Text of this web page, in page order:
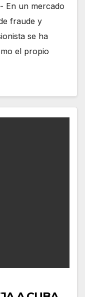
En un mercado
fraude y
se ha
el propio